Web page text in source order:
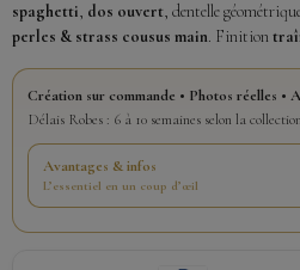
spaghetti, dos ouvert, dentelle
perles & strass cousus main. Finition
Création sur commande • Photos réelles •
Délais Robes : 6 à 10 semaines selon la
Avantages & infos
L’essentiel en un coup d’œil